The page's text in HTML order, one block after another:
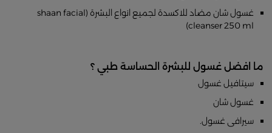
غسول شان مضاد للاكسدة لجميع انواع البشرة (shaan facial
cleanser 250 ml)
ما افضل غسول للبشرة الحساسة طبي ؟
سيتافيل غسول
غسول شان
سيرافى غسول.